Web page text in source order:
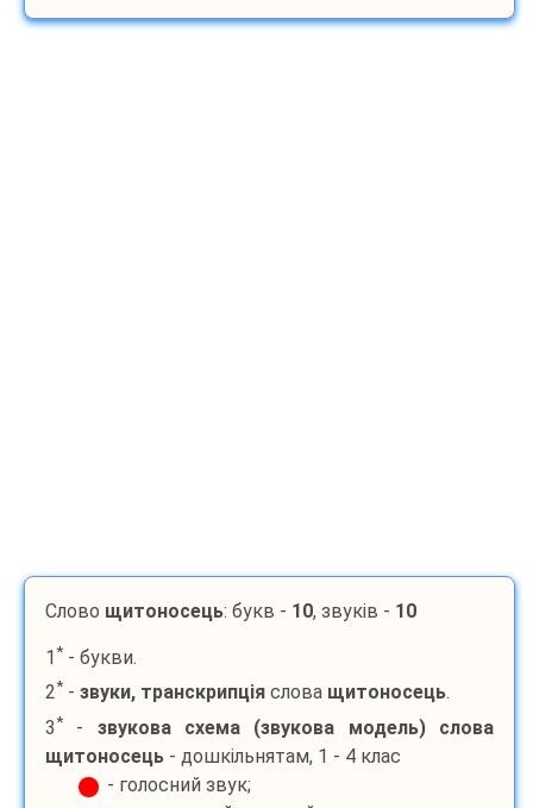
Слово щитоносець: букв - 10, звуків - 10
1 * - букви.
2* - звуки, транскрипція слова щитоносець.
3* - звукова схема (звукова модель) слова
щитоносець - дошкільнятам, 1 - 4 клас
- голосний звук;